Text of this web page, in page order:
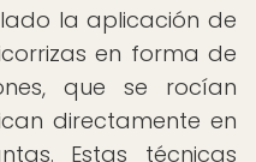
la aplicación de
en forma de
que se rocían
directamente en
Estas técnicas